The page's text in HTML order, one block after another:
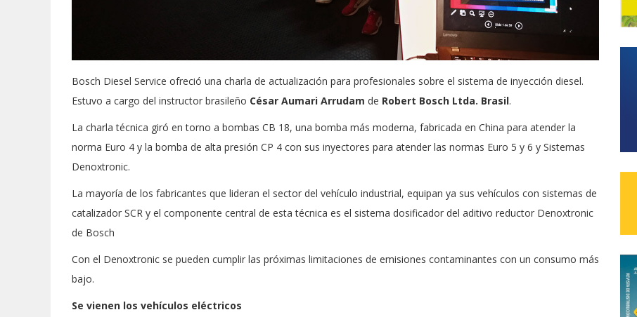
Bosch Diesel Service ofreció una charla de actualización para profesionales sobre el sistema de inyección diesel.
Estuvo a cargo del instructor brasileño César Aumari Arrudam de Robert Bosch Ltda. Brasil.
La charla técnica giró en torno a bombas CB 18, una bomba más moderna, fabricada en China para atender la
norma Euro 4 y la bomba de alta presión CP 4 con sus inyectores para atender las normas Euro 5 y 6 y Sistemas
Denoxtronic.
La mayoría de los fabricantes que lideran el sector del vehículo industrial, equipan ya sus vehículos con sistemas de
catalizador SCR y el componente central de esta técnica es el sistema dosificador del aditivo reductor Denoxtronic
de Bosch
Con el Denoxtronic se pueden cumplir las próximas limitaciones de emisiones contaminantes con un consumo más
bajo.
Se vienen los vehículos eléctricos